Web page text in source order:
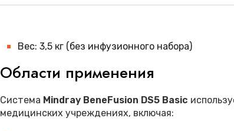
Вес: 3,5 кг (без инфузионного набора)
Области применения
Система Mindray BeneFusion DS5 Basic
медицинских учреждениях, включая: